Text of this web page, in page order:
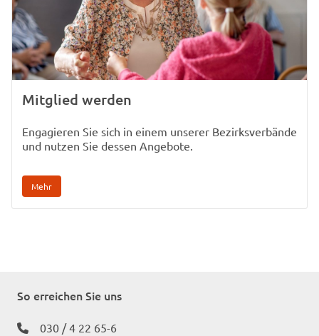
Mitglied werden
Engagieren Sie sich in einem unserer Bezirksverbände
und nutzen Sie dessen Angebote.
Mehr
So erreichen Sie uns
030 / 4 22 65-6